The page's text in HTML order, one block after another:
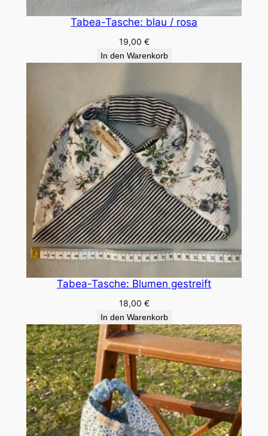
Tabea-Tasche: blau / rosa
19,00 €
In den Warenkorb
Tabea-Tasche: Blumen gestreift
18,00 €
In den Warenkorb